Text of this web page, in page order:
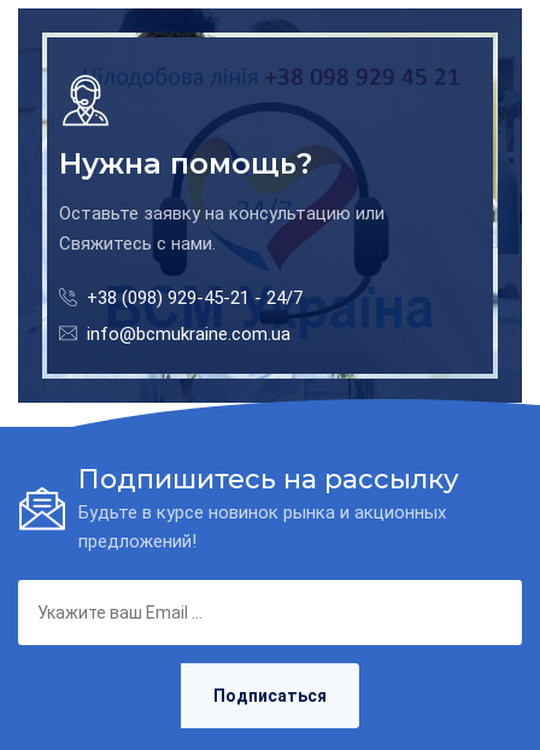
Нужна помощь?
Оставьте заявку на консультацию или
Свяжитесь с нами.
+38 (098) 929-45-21 - 24/7
info@bcmukraine.com.ua
Подпишитесь на рассылку
Будьте в курсе новинок рынка и акционных
предложений!
Подписаться